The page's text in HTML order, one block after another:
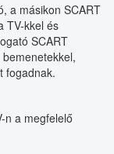
a másikon SCART
TV-kkel és
SCART
fogadnak.
n a megfelelő